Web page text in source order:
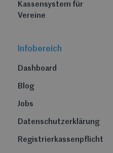
Kassensystem für
Vereine
Infobereich
Dashboard
Blog
Jobs
Datenschutzerklärung
Registrierkassenpflicht